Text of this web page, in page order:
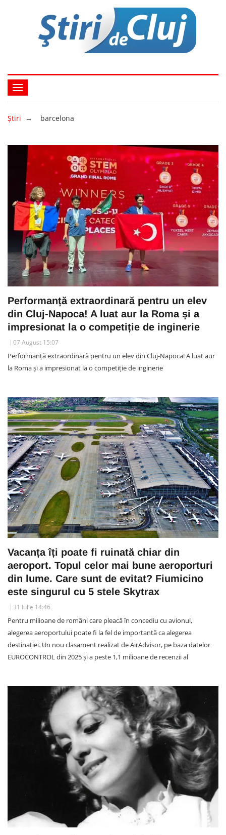
Ştiri → barcelona
Performanță extraordinară pentru un elev
din Cluj-Napoca! A luat aur la Roma și a
impresionat la o competiție de inginerie
07 August 15:07
Performanță extraordinară pentru un elev din Cluj-Napoca! A luat aur
la Roma și a impresionat la o competiție de inginerie
Vacanța îți poate fi ruinată chiar din
aeroport. Topul celor mai bune aeroporturi
din lume. Care sunt de evitat? Fiumicino
este singurul cu 5 stele Skytrax
31 Iulie 14:46
Pentru milioane de români care pleacă în concediu cu avionul,
alegerea aeroportului poate fi la fel de importantă ca alegerea
destinației. Un nou clasament realizat de AirAdvisor, pe baza datelor
EUROCONTROL din 2025 și a peste 1,1 milioane de recenzii al